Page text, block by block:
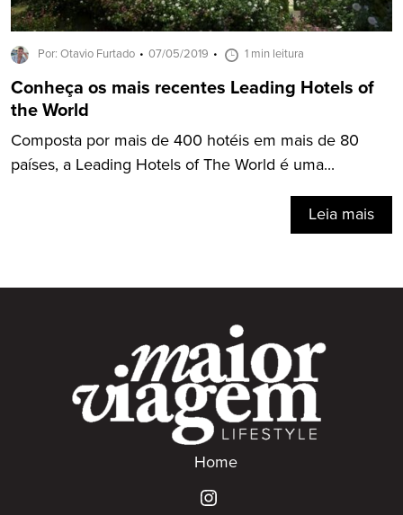
Por: Otavio Furtado 07/05/2019 1 min leitura
Conheça os mais recentes Leading Hotels of
the World
Composta por mais de 400 hotéis em mais de 80
países, a Leading Hotels of The World é uma...
Leia mais
Home